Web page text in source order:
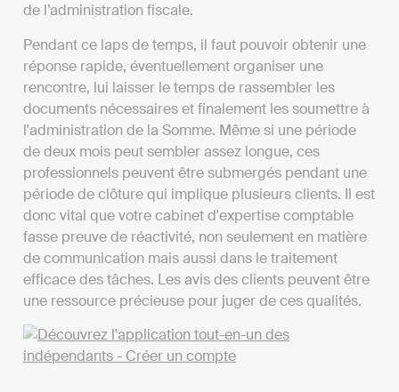
de l’administration fiscale.
Pendant ce laps de temps, il faut pouvoir obtenir une
réponse rapide, éventuellement organiser une
rencontre, lui laisser le temps de rassembler les
documents nécessaires et finalement les soumettre à
l'administration de la Somme. Même si une période
de deux mois peut sembler assez longue, ces
professionnels peuvent être submergés pendant une
période de clôture qui implique plusieurs clients. Il est
donc vital que votre cabinet d'expertise comptable
fasse preuve de réactivité, non seulement en matière
de communication mais aussi dans le traitement
efficace des tâches. Les avis des clients peuvent être
une ressource précieuse pour juger de ces qualités.